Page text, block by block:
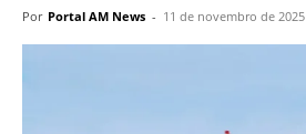
Por Portal AM News - 11 de novembro de 2025